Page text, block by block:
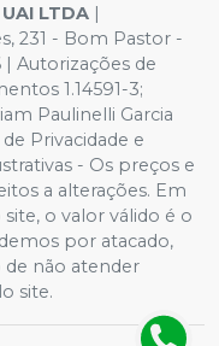
LTDA |
231 - Bom Pastor -
| Autorizações de
1.14591-3;
Paulinelli Garcia
Privacidade e
- Os preços e
a alterações. Em
o valor válido é o
por atacado,
de não atender
site.